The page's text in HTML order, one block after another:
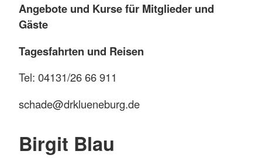
Angebote und Kurse für Mitglieder und
Gäste
Tagesfahrten und Reisen
Tel: 04131/26 66 911
schade@drklueneburg.de
Birgit Blau